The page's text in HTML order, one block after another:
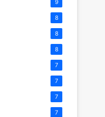
9
8
8
8
7
7
7
7